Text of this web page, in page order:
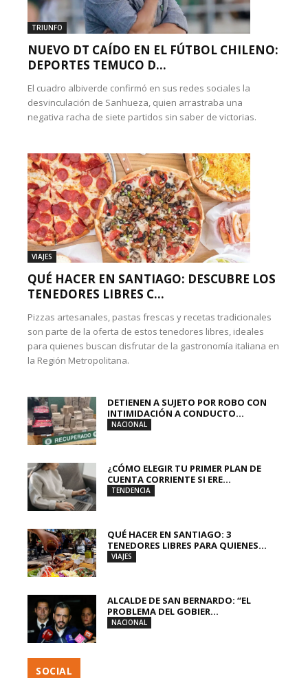
TRIUNFO
NUEVO DT CAÍDO EN EL FÚTBOL CHILENO:
DEPORTES TEMUCO D...
El cuadro albiverde confirmó en sus redes sociales la
desvinculación de Sanhueza, quien arrastraba una
negativa racha de siete partidos sin saber de victorias.
VIAJES
QUÉ HACER EN SANTIAGO: DESCUBRE LOS
TENEDORES LIBRES C...
Pizzas artesanales, pastas frescas y recetas tradicionales
son parte de la oferta de estos tenedores libres, ideales
para quienes buscan disfrutar de la gastronomía italiana en
la Región Metropolitana.
DETIENEN A SUJETO POR ROBO CON
INTIMIDACIÓN A CONDUCTO...
NACIONAL
¿CÓMO ELEGIR TU PRIMER PLAN DE
CUENTA CORRIENTE SI ERE...
TENDENCIA
QUÉ HACER EN SANTIAGO: 3
TENEDORES LIBRES PARA QUIENES...
VIAJES
ALCALDE DE SAN BERNARDO: “EL
PROBLEMA DEL GOBIER...
NACIONAL
SOCIAL